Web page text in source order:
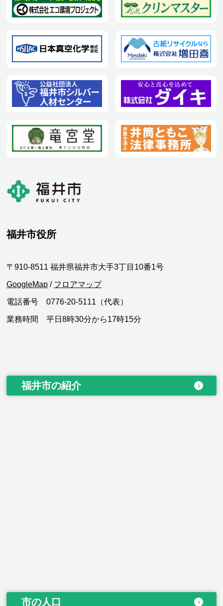
福井市役所
〒910-8511 福井県福井市大手3丁目10番1号
GoogleMap / フロアマップ
電話番号 0776-20-5111（代表）
業務時間 平日8時30分から17時15分
福井市の紹介
市の人口